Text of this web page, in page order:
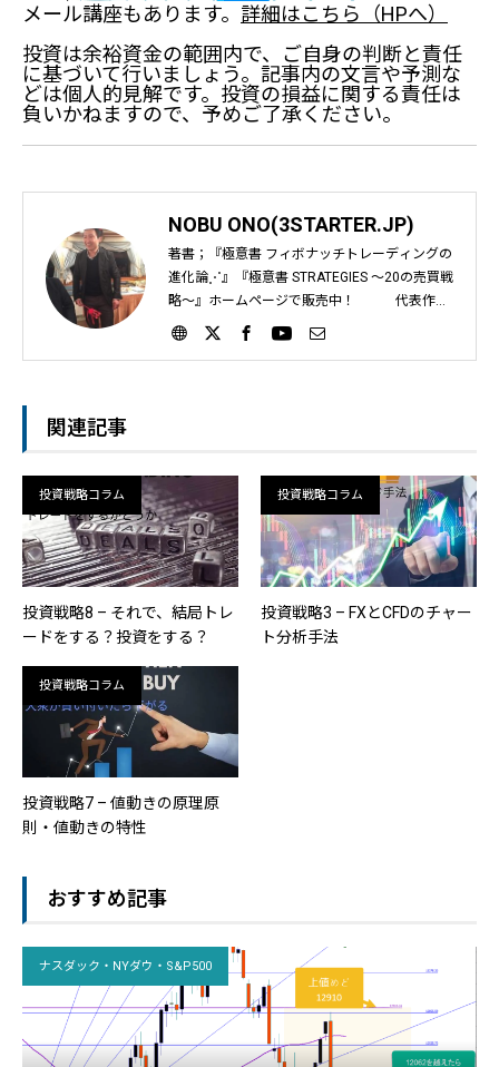
メール講座もあります。 詳細はこちら（HPへ）
投資は余裕資金の範囲内で、ご自身の判断と責任
に基づいて行いましょう。記事内の文言や予測な
どは個人的見解です。投資の損益に関する責任は
負いかねますので、予めご了承ください。
NOBU ONO(3STARTER.JP)
著書；『極意書 フィボナッチトレーディングの
進化論⋰』『極意書 STRATEGIES ～20の売買戦
略～』ホームページで販売中！ 代表作；
『フィボナッチ大事典』『ギャン大事典』『時
ーピー ホームページ；https://3starter.jp
関連記事
投資戦略コラム
投資戦略8 – それで、結局トレ
ードをする？投資をする？
投資戦略コラム
投資戦略3 – FXとCFDのチャー
ト分析手法
投資戦略コラム
投資戦略7 – 値動きの原理原
則・値動きの特性
おすすめ記事
ナスダック・NYダウ・S&P500